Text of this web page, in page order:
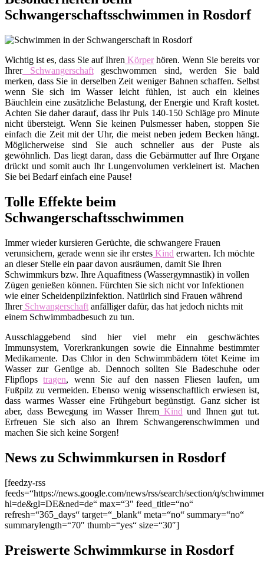
Schwangerschaftsschwimmen in Rosdorf
Wichtig ist es, dass Sie auf Ihren Körperhören. Wenn Sie bereits vor
IhrerSchwangerschaftgeschwommen sind, werden Sie bald
merken, dass Sie in derselben Zeit weniger Bahnen schaffen. Selbst
wenn Sie sich im Wasser leicht fühlen, ist auch ein kleines
Bäuchlein eine zusätzliche Belastung, der Energie und Kraft kostet.
Achten Sie daher darauf, dass ihr Puls 140-150 Schläge pro Minute
nicht übersteigt. Wenn Sie keinen Pulsmesser haben, stoppen Sie
einfach die Zeit mit der Uhr, die meist neben jedem Becken hängt.
Möglicherweise sind Sie auch schneller aus der Puste als
gewöhnlich. Das liegt daran, dass die Gebärmutter auf Ihre Organe
drückt und somit auch Ihr Lungenvolumen verkleinert ist. Machen
Sie bei Bedarf einfach eine Pause!
Tolle Effekte beim
Schwangerschaftsschwimmen
Immer wieder kursieren Gerüchte, die schwangere Frauen
verunsichern, gerade wenn sie ihr erstes Kind erwarten. Ich möchte
an dieser Stelle ein paar davon ausräumen, damit Sie Ihren
Schwimmkurs bzw. Ihre Aquafitness (Wassergymnastik) in vollen
Zügen genießen können. Fürchten Sie sich nicht vor Infektionen
wie einer Scheidenpilzinfektion. Natürlich sind Frauen während
IhrerSchwangerschaft anfälliger dafür, das hat jedoch nichts mit
einem Schwimmbadbesuch zu tun.
Ausschlaggebend sind hier viel mehr ein geschwächtes
Immunsystem, Vorerkrankungen sowie die Einnahme bestimmter
Medikamente. Das Chlor in den Schwimmbädern tötet Keime im
Wasser zur Genüge ab. Dennoch sollten Sie Badeschuhe oder
Flipflopstragen, wenn Sie auf den nassen Fliesen laufen, um
Fußpilz zu vermeiden. Ebenso wenig wissenschaftlich erwiesen ist,
dass warmes Wasser eine Frühgeburt begünstigt. Ganz sicher ist
aber, dass Bewegung im Wasser Ihrem Kind und Ihnen gut tut.
Erfreuen Sie sich also an Ihrem Schwangerenschwimmen und
machen Sie sich keine Sorgen!
News zu Schwimmkursen in Rosdorf
[feedzy-rss
feeds=“https://news.google.com/news/rss/search/section/q/
hl=de&gl=DE&ned=de“ max=“3″ feed_title=“no“
refresh=“365_days“ target=“_blank“ meta=“no“ summary=“no“
summarylength=“70″ thumb=“yes“ size=“30″]
Preiswerte Schwimmkurse in Rosdorf